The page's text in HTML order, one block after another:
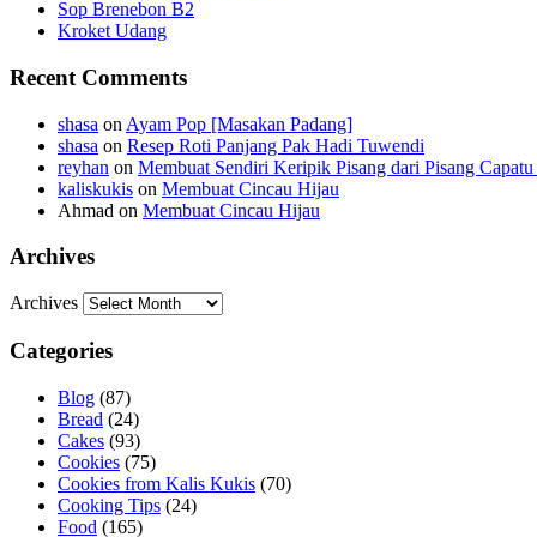
Sop Brenebon B2
Kroket Udang
Recent Comments
shasa on Ayam Pop [Masakan Padang]
shasa on Resep Roti Panjang Pak Hadi Tuwendi
reyhan on Membuat Sendiri Keripik Pisang dari Pisang Capatu
kaliskukis on Membuat Cincau Hijau
Ahmad on Membuat Cincau Hijau
Archives
Archives
Categories
Blog (87)
Bread (24)
Cakes (93)
Cookies (75)
Cookies from Kalis Kukis (70)
Cooking Tips (24)
Food (165)